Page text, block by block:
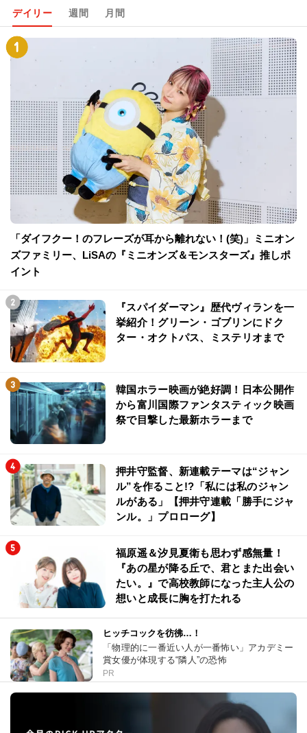
デイリー 週間 月間
「ダイフクー！のフレーズが耳から離れない！(笑)」ミニオン
ズファミリー、LiSAの『ミニオンズ＆モンスターズ』推しポ
イント
『スパイダーマン』歴代ヴィランを一
挙紹介！グリーン・ゴブリンにドク
ター・オクトパス、ミステリオまで
韓国ホラー映画が絶好調！日本公開作
から富川国際ファンタスティック映画
祭で目撃した最新ホラーまで
押井守監督、新連載テーマは“ジャン
ル”を作ること!?「私には私のジャン
ルがある」【押井守連載「勝手にジャ
ンル。」プロローグ】
福原遥＆汐見夏衛も思わず感無量！
『あの星が降る丘で、君とまた出会い
たい。』で高校教師になった主人公の
想いと成長に胸を打たれる
ヒッチコックを彷彿…！
「物理的に一番近い人が一番怖い」アカデミー
賞女優が体現する“隣人”の恐怖
PR